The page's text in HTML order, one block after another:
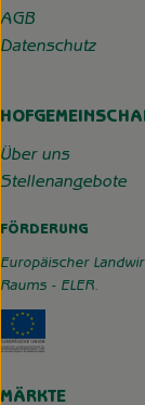
AGB
Datenschutz
Über uns
Stellenangebote
FÖRDERUNG
Europäischer
Raums - ELER.
MÄRKTE